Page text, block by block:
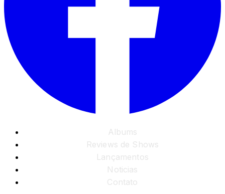
Albums
Reviews de Shows
Lançamentos
Noticias
Contato